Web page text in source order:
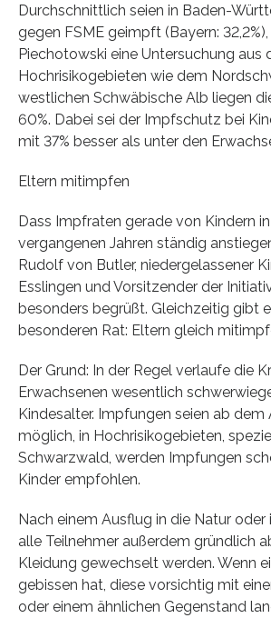
Durchschnittlich seien in Baden-
gegen FSME geimpft (Bayern: 32,2%),
Piechotowski eine Untersuchung aus
Hochrisikogebieten wie dem
westlichen Schwäbische Alb liegen
60%. Dabei sei der Impfschutz bei
mit 37% besser als unter den
Eltern mitimpfen
Dass Impfraten gerade von Kindern
vergangenen Jahren ständig
Rudolf von Butler, niedergelassener
Esslingen und Vorsitzender der
besonders begrüßt. Gleichzeitig gibt
besonderen Rat: Eltern gleich
Der Grund: In der Regel verlaufe die
Erwachsenen wesentlich
Kindesalter. Impfungen seien ab dem
möglich, in Hochrisikogebieten,
Schwarzwald, werden Impfungen
Kinder empfohlen.
Nach einem Ausflug in die Natur oder
alle Teilnehmer außerdem gründlich
Kleidung gewechselt werden. Wenn
gebissen hat, diese vorsichtig mit
oder einem ähnlichen Gegenstand